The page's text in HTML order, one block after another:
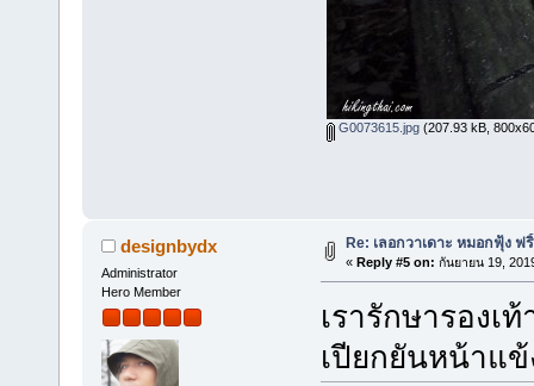
G0073615.jpg(207.93 kB,
designbydx
Administrator
Hero Member
Re: เลอกวาเดาะ หมอกฟุ้ง
« Reply #5 on: กันยายน 19,
เรารักษารองเ
เปียกยันหน้าแ